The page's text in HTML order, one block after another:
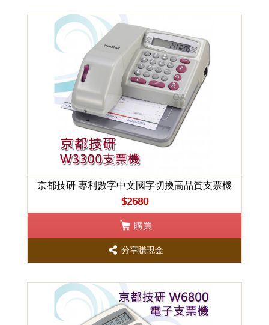
京都技研 專利數字中文國字切換高品質支票機
$2680
購買
分享賺現金